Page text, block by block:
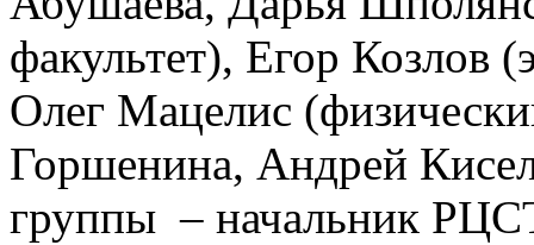
факультет), Егор Козлов
Олег Мацелис
Горшенина, Андрей
группы – начальник